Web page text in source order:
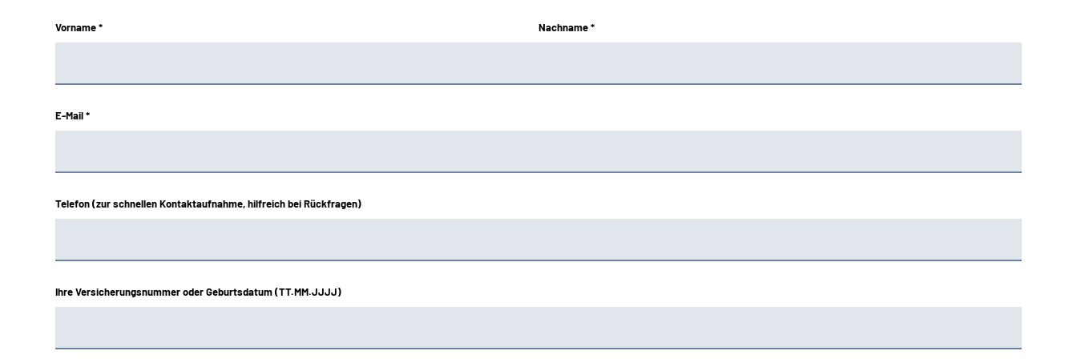
Vorname * Nachname *
E-Mail *
Telefon (zur schnellen Kontaktaufnahme, hilfreich bei Rückfragen)
Ihre Versicherungsnummer oder Geburtsdatum (TT.MM.JJJJ)